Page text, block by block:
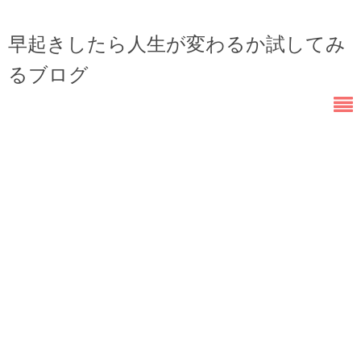
早起きしたら人生が変わるか試してみ
るブログ